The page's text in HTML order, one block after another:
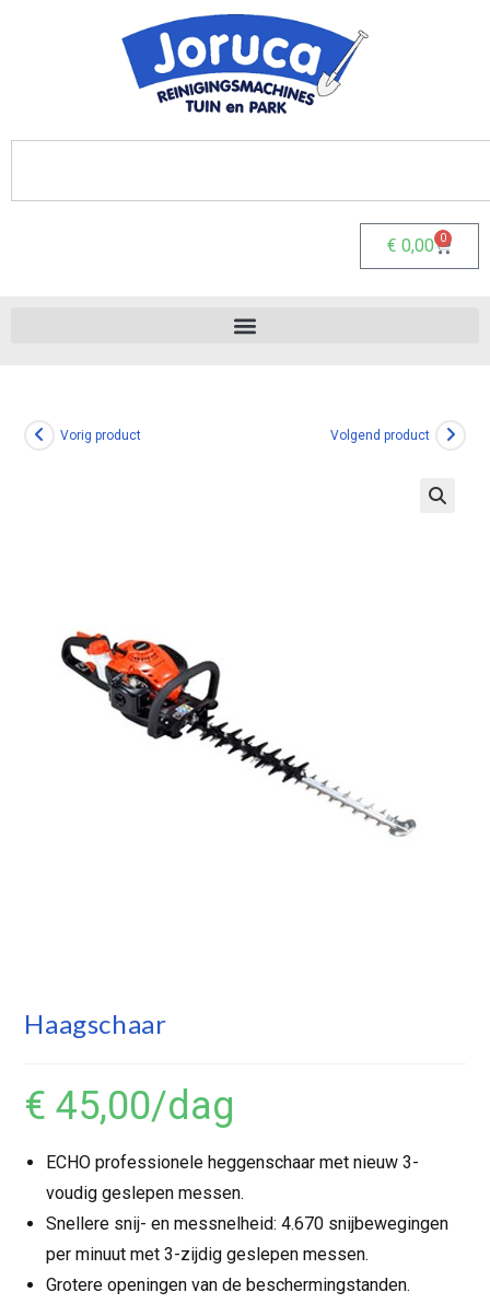
€ 0,00 0
Vorig product Volgend product
Haagschaar
€ 45,00/dag
ECHO professionele heggenschaar met nieuw 3-
voudig geslepen messen.
Snellere snij- en messnelheid: 4.670 snijbewegingen
per minuut met 3-zijdig geslepen messen.
Grotere openingen van de beschermingstanden.